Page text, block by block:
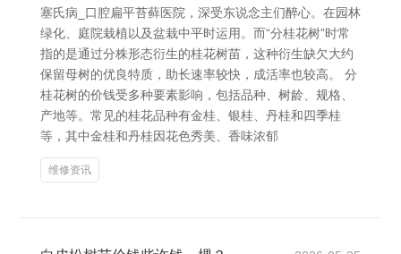
塞氏病_口腔扁平苔藓医院，深受东说念主们醉心。在园林
绿化、庭院栽植以及盆栽中平时运用。而“分桂花树”时常
指的是通过分株形态衍生的桂花树苗，这种衍生缺欠大约
保留母树的优良特质，助长速率较快，成活率也较高。 分
桂花树的价钱受多种要素影响，包括品种、树龄、规格、
产地等。常见的桂花品种有金桂、银桂、丹桂和四季桂
等，其中金桂和丹桂因花色秀美、香味浓郁
维修资讯